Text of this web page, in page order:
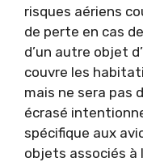
risques aériens
de perte en cas
d’un autre objet
couvre les
mais ne sera pas
écrasé
spécifique aux
objets associés à